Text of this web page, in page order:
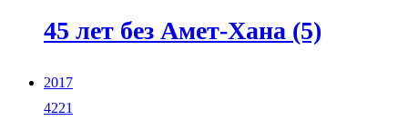
45 лет без Амет-Хана (5)
2017
4221